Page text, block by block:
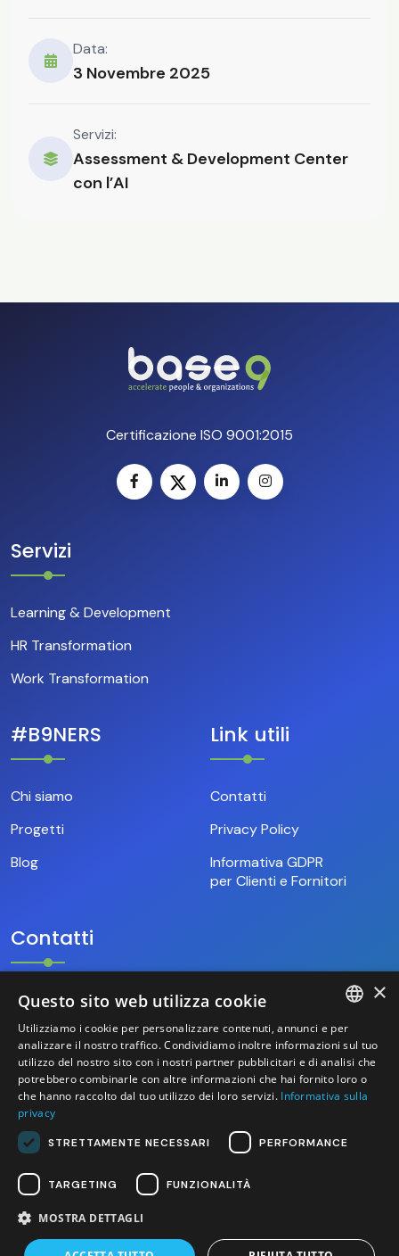
Data:
3 Novembre 2025
Servizi:
Assessment & Development Center
con l’AI
Certificazione ISO 9001:2015
Servizi
Learning & Development
HR Transformation
Work Transformation
#B9NERS
Chi siamo
Progetti
Blog
Link utili
Contatti
Privacy Policy
Informativa GDPR
per Clienti e Fornitori
Contatti
+39.346.69.18.009
hello@base9.it
Sede Legale
Sestiere Cannaregio, 1156/B
Venezia (30121) – Italia
ITALIAN
ENGLISH
×
Questo sito web utilizza cookie
Utilizziamo i cookie per personalizzare contenuti, annunci e per
analizzare il nostro traffico. Condividiamo inoltre informazioni sul tuo
utilizzo del nostro sito con i nostri partner pubblicitari e di analisi che
potrebbero combinarle con altre informazioni che hai fornito loro o
che hanno raccolto dal tuo utilizzo dei loro servizi. Informativa sulla
privacy
STRETTAMENTE NECESSARI PERFORMANCE
TARGETING FUNZIONALITÀ
MOSTRA DETTAGLI